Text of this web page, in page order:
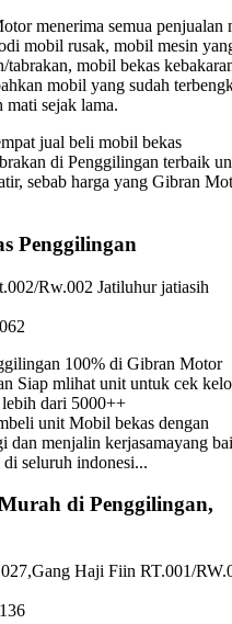
menerima semua penjualan
mobil rusak, mobil mesin
tabrakan, mobil bekas
mobil yang sudah
mati sejak lama.
jual beli mobil bekas
di Penggilingan terbaik
sebab harga yang Gibran
Penggilingan
Rw.002 Jatiluhur jatiasih
100% di Gibran Motor
Siap mlihat unit untuk cek
dari 5000++
unit Mobil bekas dengan
dan menjalin kerjasamayang
seluruh indonesi...
di Penggilingan,
Haji Fiin RT.001/